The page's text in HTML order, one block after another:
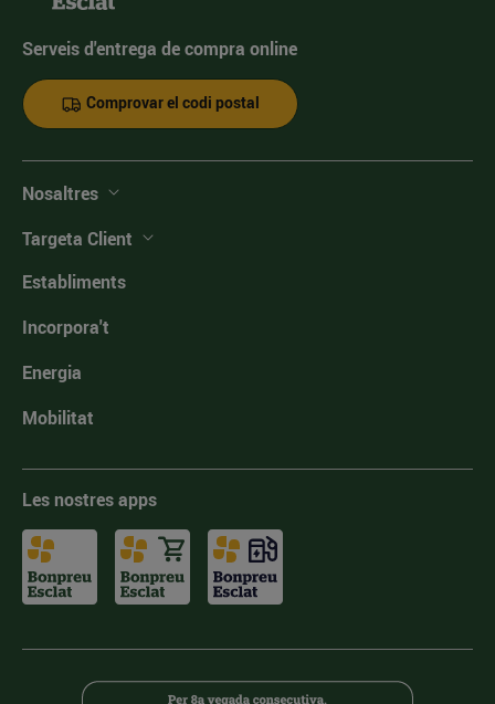
Serveis d'entrega de compra online
Comprovar el codi postal
Nosaltres
Targeta Client
Establiments
Incorpora't
Energia
Mobilitat
Les nostres apps